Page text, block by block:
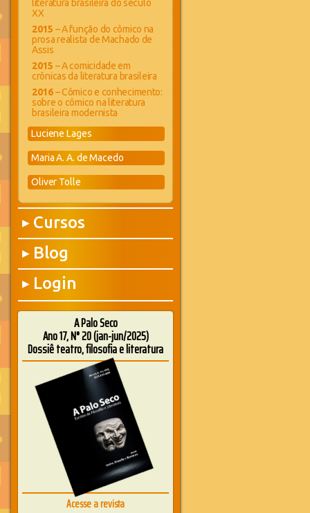
literatura brasileira do século
XX
2015 – A função do cômico na
prosa realista de Machado de
Assis
2015 – A comicidade em
crônicas da literatura brasileira
2016– Cômico e conhecimento:
sobre o cômico na literatura
brasileira modernista
Luciene Lages
Maria A. A. de Macedo
Oliver Tolle
▶ Cursos
▶ Blog
▶ Login
A Palo Seco
Ano 17, N° 20 (jan-jun/2025)
Dossiê teatro, filosofia e literatura
Acesse a revista